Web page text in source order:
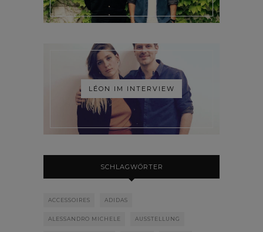
LÉON IM INTERVIEW
SCHLAGWÖRTER
ACCESSOIRES ADIDAS
ALESSANDRO MICHELE AUSSTELLUNG